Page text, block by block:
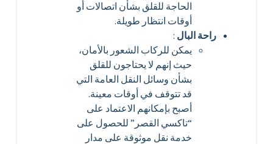
الحاجة للقلق بشأن اتصالات أو
أوقات انتظار طويلة.
راحة البال :
يمكن للركاب الشعور بالأمان،
حيث إنهم لا يحتاجون للقلق
بشأن وسائل النقل العامة التي
قد تتوقف في أوقات معينة.
أصبح بإمكانهم الاعتماد على
“تاكسي القصر” للحصول على
خدمة نقل موثوقة على مدار